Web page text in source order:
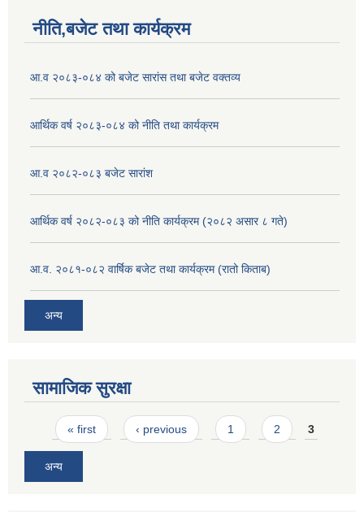
नीति,बजेट तथा कार्यक्रम
आ.व २०८३-०८४ को बजेट सारांस तथा बजेट वक्तव्य
आर्थिक वर्ष २०८३-०८४ को नीति तथा कार्यक्रम
आ.व २०८२-०८३ बजेट सारांश
आर्थिक वर्ष २०८२-०८३ को नीति कार्यक्रम (२०८२ असार ८ गते)
आ.व. २०८१-०८२ वार्षिक बजेट तथा कार्यक्रम (रातो किताब)
अन्य
सामाजिक सुरक्षा
Pages
« first ‹ previous 1 2 3
अन्य